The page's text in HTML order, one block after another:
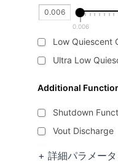
0.006
Low Quiescent
Ultra Low
Additional
Shutdown
Vout Discharge
Thermal Shut-
+ 詳細パラメー